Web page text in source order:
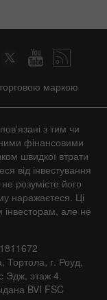
маркою
з тим чи
фінансовими
швидкої втрати
від інвестування
розумієте його
наражаєтеся. Ці
інвесторам, але не
Тортола, г. Роуд,
Эдж, этаж 4.
BVI FSC